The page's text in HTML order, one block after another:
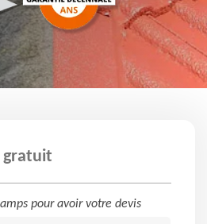
gratuit
pour avoir votre devis